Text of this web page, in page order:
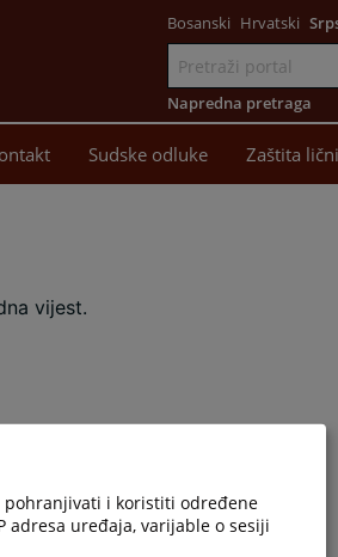
Bosanski Hrvatski
Napredna pretraga
Sudske odluke Zaštita
vijest.
pohranjivati i koristiti određene
adresa uređaja, varijable o sesiji